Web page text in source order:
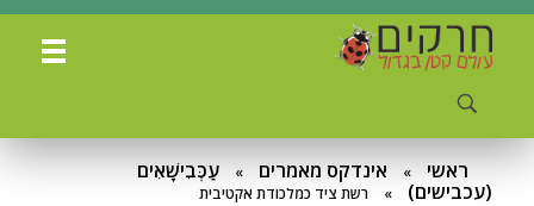
חרקים - עולם קטן בגדול
ראשי » אינדקס מאמרים »
עַכְּבִישָׁאִים
(עכבישים)
» רשת ציד כמלכודת אקטיבית